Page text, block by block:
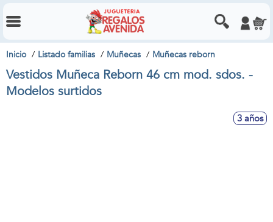
Inicio Listado familias Muñecas Muñecas reborn
Vestidos Muñeca Reborn 46 cm mod. sdos. -
Modelos surtidos
3 años